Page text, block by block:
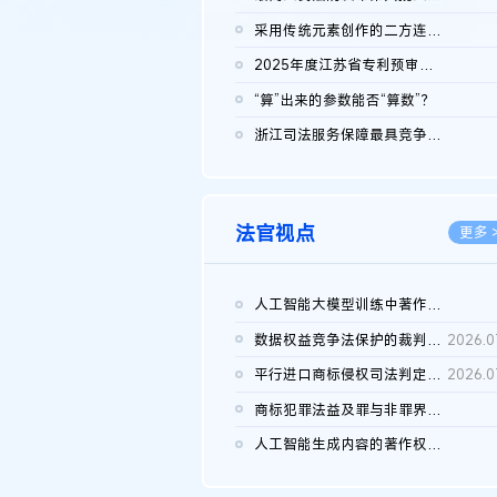
采用传统元素创作的二方连续装饰图案作品的独创性及侵权对比认定
2025年度江苏省专利预审典型案例
“算”出来的参数能否“算数”？
浙江司法服务保障最具竞争力营商环境建设典型案例（第二批）含侵...
法官视点 更多
人工智能大模型训练中著作权的合理使用
数据权益竞争法保护的裁判路径构建
平行进口商标侵权司法判定规则的困境与纾解
商标犯罪法益及罪与非罪界限研究
人工智能生成内容的著作权司法认定：演进逻辑、现实困境与规则建...